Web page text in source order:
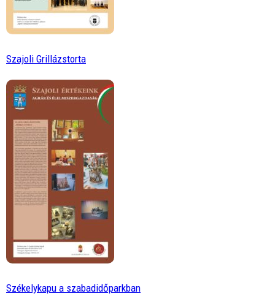
Szajoli Grillázstorta
Székelykapu a szabadidőparkban